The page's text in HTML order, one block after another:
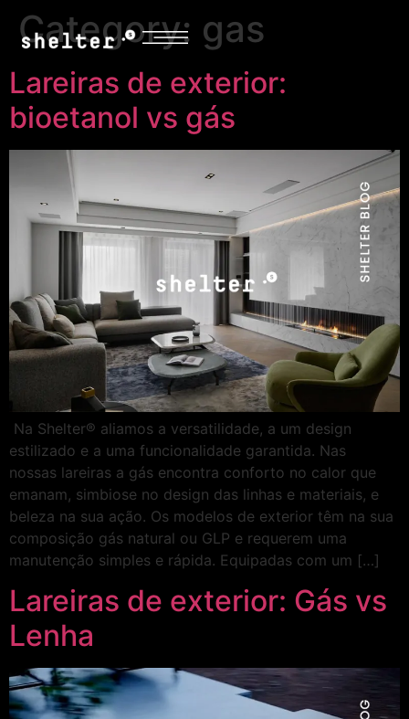
Category: gas
Lareiras de exterior:
bioetanol vs gás
Na Shelter® aliamos a versatilidade, a um design
estilizado e a uma funcionalidade garantida. Nas
nossas lareiras a gás encontra conforto no calor que
emanam, simbiose no design das linhas e materiais, e
beleza na sua ação. Os modelos de exterior têm na sua
composição gás natural ou GLP e requerem uma
manutenção simples e rápida. Equipadas com um […]
Lareiras de exterior: Gás vs
Lenha